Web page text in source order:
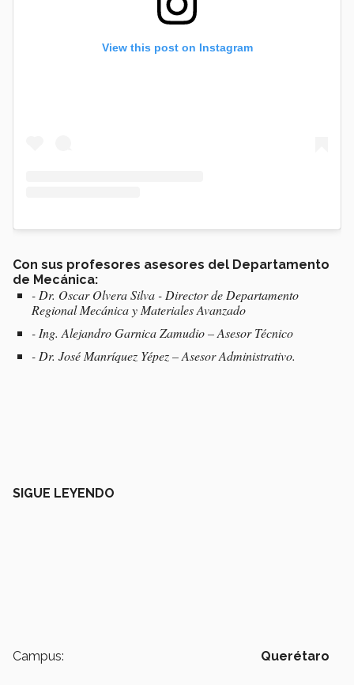
View this post on Instagram
Con sus profesores asesores del Departamento
de Mecánica:
- Dr. Oscar Olvera Silva - Director de Departamento
Regional Mecánica y Materiales Avanzado
- Ing. Alejandro Garnica Zamudio – Asesor Técnico
- Dr. José Manríquez Yépez – Asesor Administrativo.
SIGUE LEYENDO
Campus: Querétaro